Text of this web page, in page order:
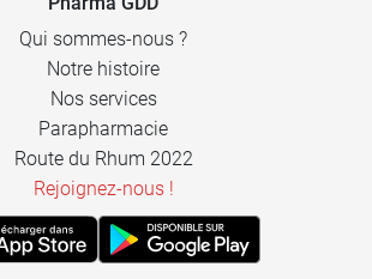
Qui sommes-nous ?
Notre histoire
Nos services
Parapharmacie
Route du Rhum 2022
Rejoignez-nous !